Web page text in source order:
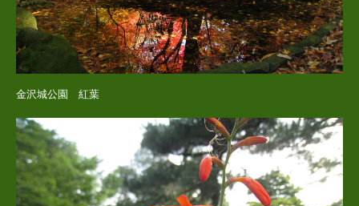
金沢城公園 紅葉